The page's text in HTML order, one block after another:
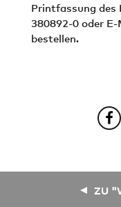
Printfassung des
380892-0 oder E-
bestellen.
ZU